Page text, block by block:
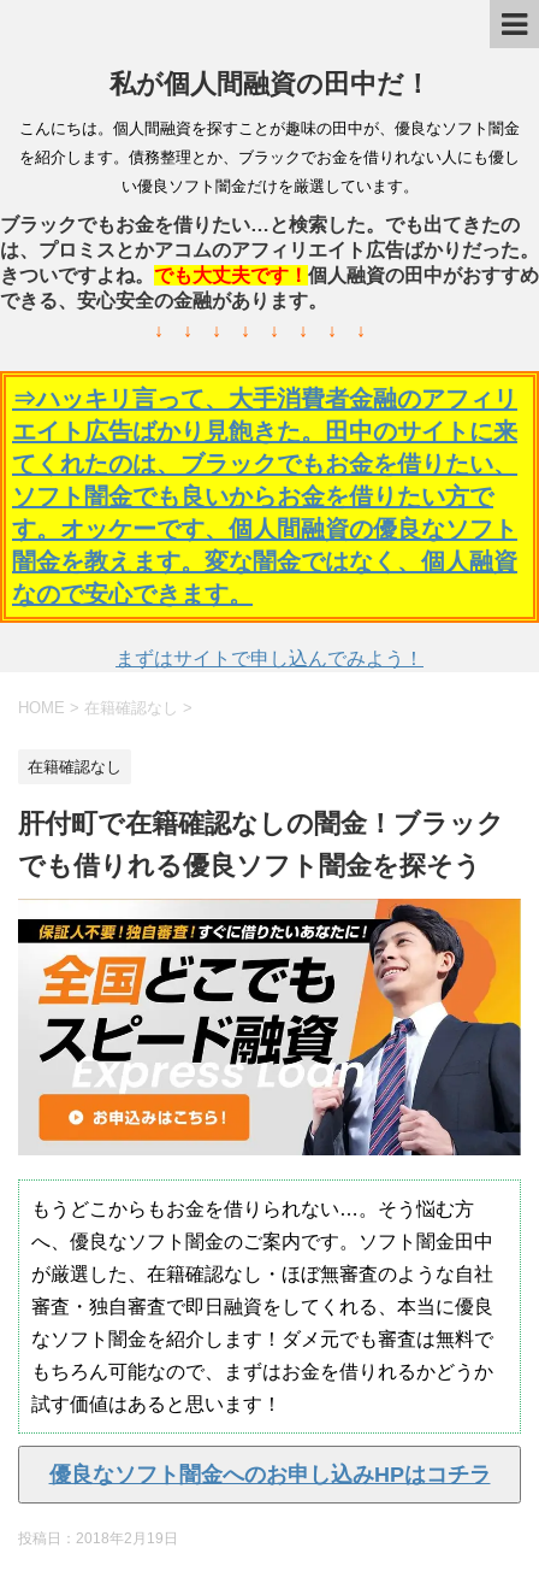
私が個人間融資の田中だ！
こんにちは。個人間融資を探すことが趣味の田中が、優良なソフト闇金
を紹介します。債務整理とか、ブラックでお金を借りれない人にも優し
い優良ソフト闇金だけを厳選しています。
ブラックでもお金を借りたい…と検索した。でも出てきたの
は、プロミスとかアコムのアフィリエイト広告ばかりだった。
きついですよね。 でも大丈夫です！ 個人融資の田中がおすすめ
できる、安心安全の金融があります。
↓ ↓ ↓ ↓ ↓ ↓ ↓ ↓
⇒ハッキリ言って、大手消費者金融のアフィリ
エイト広告ばかり見飽きた。田中のサイトに来
てくれたのは、ブラックでもお金を借りたい、
ソフト闇金でも良いからお金を借りたい方で
す。オッケーです、個人間融資の優良なソフト
闇金を教えます。変な闇金ではなく、個人融資
なので安心できます。
まずはサイトで申し込んでみよう！
HOME > 在籍確認なし >
在籍確認なし
肝付町で在籍確認なしの闇金！ブラック
でも借りれる優良ソフト闇金を探そう
もうどこからもお金を借りられない…。そう悩む方
へ、優良なソフト闇金のご案内です。ソフト闇金田中
が厳選した、在籍確認なし・ほぼ無審査のような自社
審査・独自審査で即日融資をしてくれる、本当に優良
なソフト闇金を紹介します！ダメ元でも審査は無料で
もちろん可能なので、まずはお金を借りれるかどうか
試す価値はあると思います！
優良なソフト闇金へのお申し込みHPはコチラ
投稿日： 2018年2月19日